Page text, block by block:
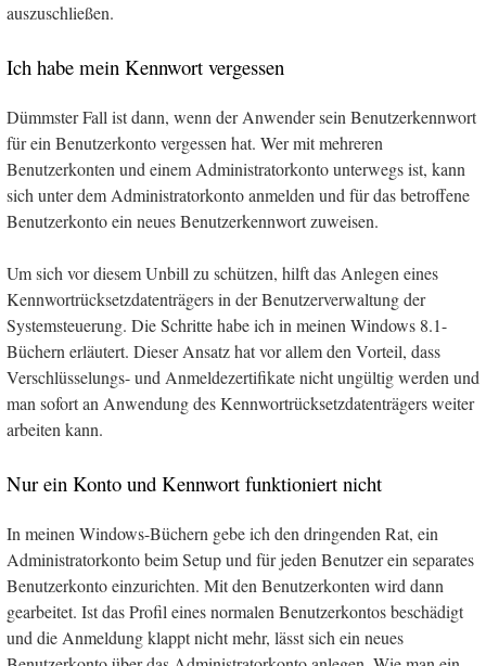
auszuschließen.
Ich habe mein Kennwort vergessen
Dümmster Fall ist dann, wenn der Anwender sein Benutzerkennwort
für ein Benutzerkonto vergessen hat. Wer mit mehreren
Benutzerkonten und einem Administratorkonto unterwegs ist, kann
sich unter dem Administratorkonto anmelden und für das betroffene
Benutzerkonto ein neues Benutzerkennwort zuweisen.
Um sich vor diesem Unbill zu schützen, hilft das Anlegen eines
Kennwortrücksetzdatenträgers in der Benutzerverwaltung der
Systemsteuerung. Die Schritte habe ich in meinen Windows 8.1-
Büchern erläutert. Dieser Ansatz hat vor allem den Vorteil, dass
Verschlüsselungs- und Anmeldezertifikate nicht ungültig werden und
man sofort an Anwendung des Kennwortrücksetzdatenträgers weiter
arbeiten kann.
Nur ein Konto und Kennwort funktioniert nicht
In meinen Windows-Büchern gebe ich den dringenden Rat, ein
Administratorkonto beim Setup und für jeden Benutzer ein separates
Benutzerkonto einzurichten. Mit den Benutzerkonten wird dann
gearbeitet. Ist das Profil eines normalen Benutzerkontos beschädigt
und die Anmeldung klappt nicht mehr, lässt sich ein neues